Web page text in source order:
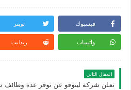
فيسبوك تويتر
واتساب ريدايت
المقال التالي